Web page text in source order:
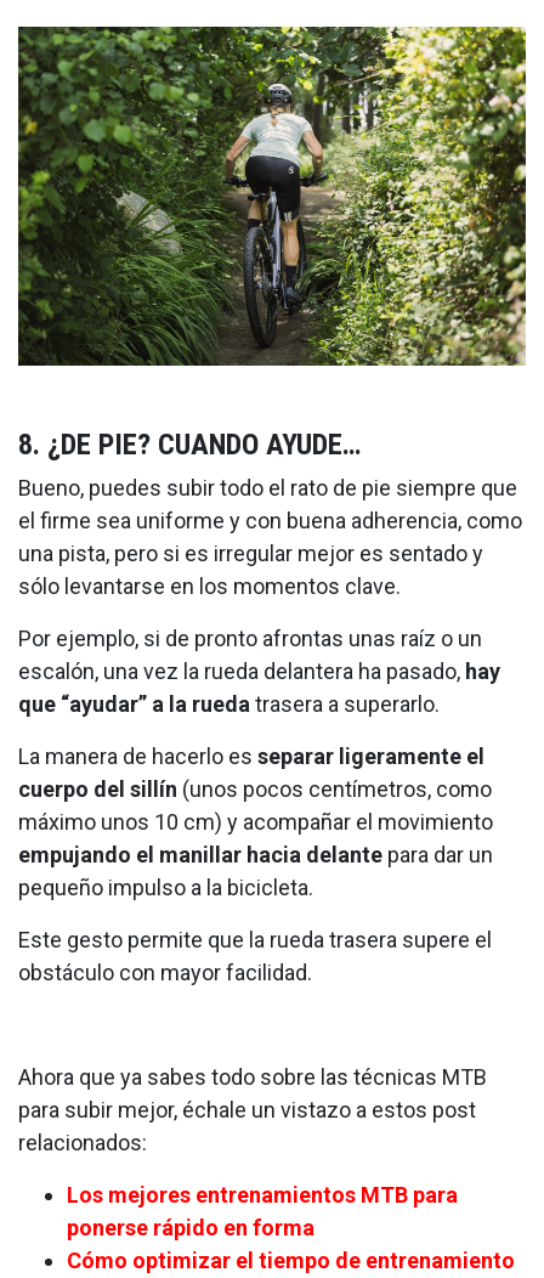
8. ¿DE PIE? CUANDO AYUDE…
Bueno, puedes subir todo el rato de pie siempre que
el firme sea uniforme y con buena adherencia, como
una pista, pero si es irregular mejor es sentado y
sólo levantarse en los momentos clave.
Por ejemplo, si de pronto afrontas unas raíz o un
escalón, una vez la rueda delantera ha pasado, hay
que “ayudar” a la rueda trasera a superarlo.
La manera de hacerlo es separar ligeramente el
cuerpo del sillín (unos pocos centímetros, como
máximo unos 10 cm) y acompañar el movimiento
empujando el manillar hacia delante para dar un
pequeño impulso a la bicicleta.
Este gesto permite que la rueda trasera supere el
obstáculo con mayor facilidad.
Ahora que ya sabes todo sobre las técnicas MTB
para subir mejor, échale un vistazo a estos post
relacionados:
Los mejores entrenamientos MTB para
ponerse rápido en forma
Cómo optimizar el tiempo de entrenamiento